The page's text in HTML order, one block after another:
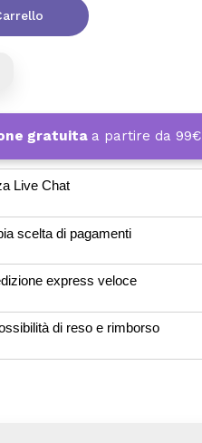
gratuita a partire da 99€
Live Chat
scelta di pagamenti
express veloce
di reso e rimborso